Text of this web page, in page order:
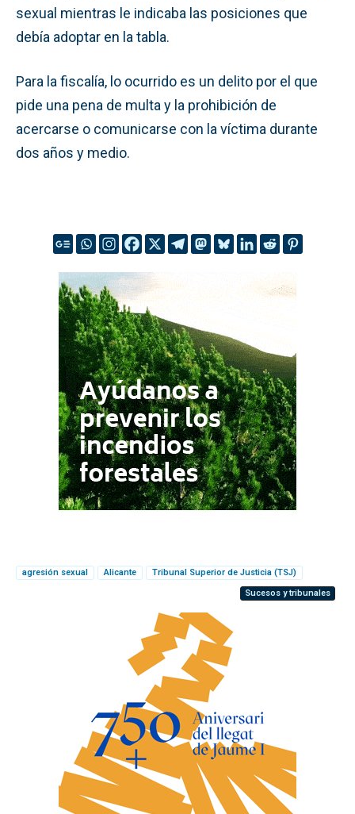
sexual mientras le indicaba las posiciones que
debía adoptar en la tabla.
Para la fiscalía, lo ocurrido es un delito por el que
pide una pena de multa y la prohibición de
acercarse o comunicarse con la víctima durante
dos años y medio.
agresión sexual Alicante
Tribunal Superior de Justicia (TSJ)
Sucesos y tribunales